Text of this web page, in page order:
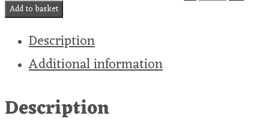
Add to basket
Description
Additional information
Description